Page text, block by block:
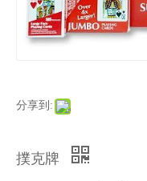
分享到:
撲克牌